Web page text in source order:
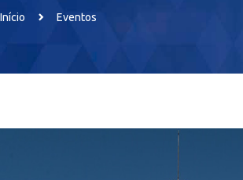
Início Eventos